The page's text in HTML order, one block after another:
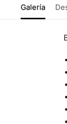
Galería